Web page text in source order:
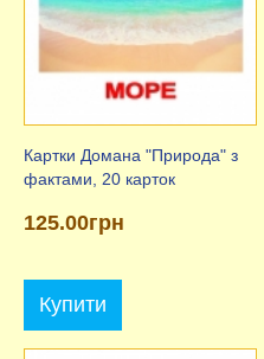
Картки Домана "Природа" з
фактами, 20 карток
125.00грн
Купити